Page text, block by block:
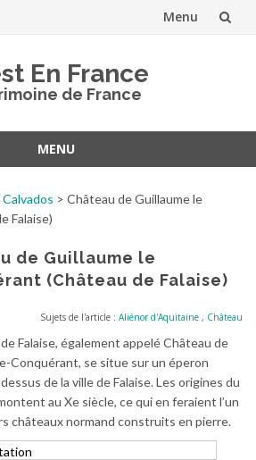
Menu
En France
de France
MENU
Calvados > Château de Guillaume le
Falaise)
de Guillaume le
(Château de Falaise)
Sujets de l'article : Aliénor d'Aquitaine , Château
Falaise, également appelé Château de
Conquérant, se situe sur un éperon
de la ville de Falaise. Les origines du
au Xe siècle, ce qui en feraient l’un
châteaux normand construits en pierre.